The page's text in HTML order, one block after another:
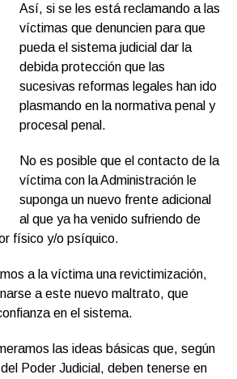
Así, si se les está reclamando a las
víctimas que denuncien para que
pueda el sistema judicial dar la
debida protección que las
sucesivas reformas legales han ido
plasmando en la normativa penal y
procesal penal.
No es posible que el contacto de la
víctima con la Administración le
suponga un nuevo frente adicional
al que ya ha venido sufriendo de
físico y/o psíquico.
a la víctima una revictimización,
a este nuevo maltrato, que
en el sistema.
las ideas básicas que, según
Poder Judicial, deben tenerse en